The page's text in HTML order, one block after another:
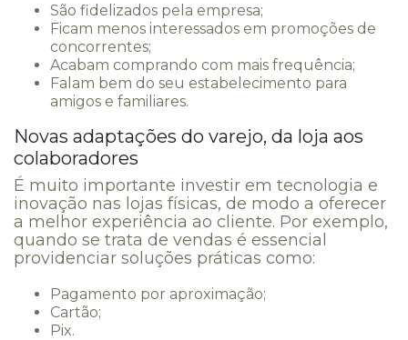
São fidelizados pela empresa;
Ficam menos interessados em promoções de
concorrentes;
Acabam comprando com mais frequência;
Falam bem do seu estabelecimento para
amigos e familiares.
Novas adaptações do varejo, da loja aos
colaboradores
É muito importante investir em tecnologia e
inovação nas lojas físicas, de modo a oferecer
a melhor experiência ao cliente. Por exemplo,
quando se trata de vendas é essencial
providenciar soluções práticas como:
Pagamento por aproximação;
Cartão;
Pix.